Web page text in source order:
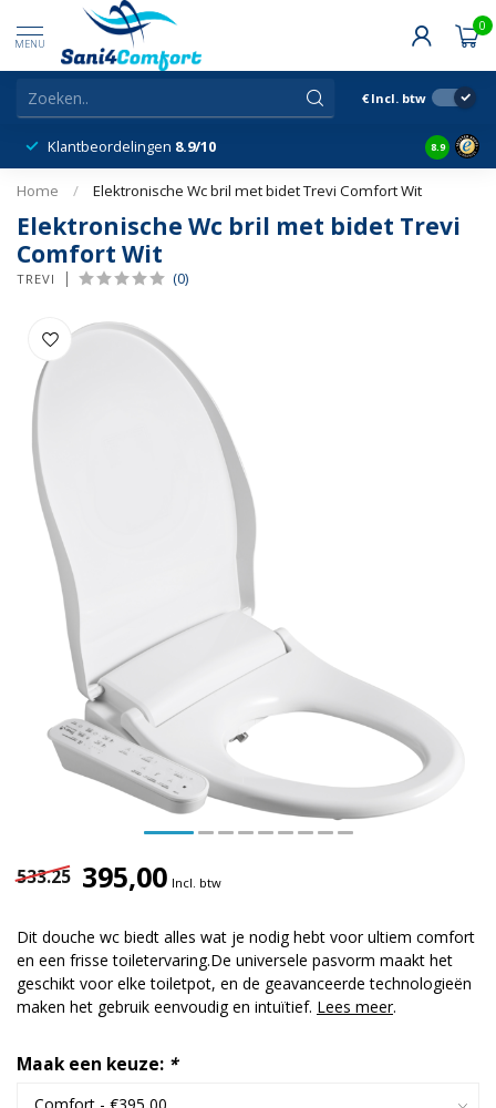
MENU
0
€ Incl. btw
Klantbeordelingen 8.9/10 8.9
Home / Elektronische Wc bril met bidet Trevi Comfort Wit
Elektronische Wc bril met bidet Trevi
Comfort Wit
TREVI (0)
533.25 395,00 Incl. btw
Dit douche wc biedt alles wat je nodig hebt voor ultiem comfort
en een frisse toiletervaring.De universele pasvorm maakt het
geschikt voor elke toiletpot, en de geavanceerde technologieën
maken het gebruik eenvoudig en intuïtief. Lees meer.
Maak een keuze: *